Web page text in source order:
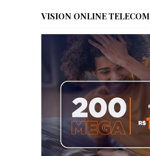
VISION ONLINE TELECOM